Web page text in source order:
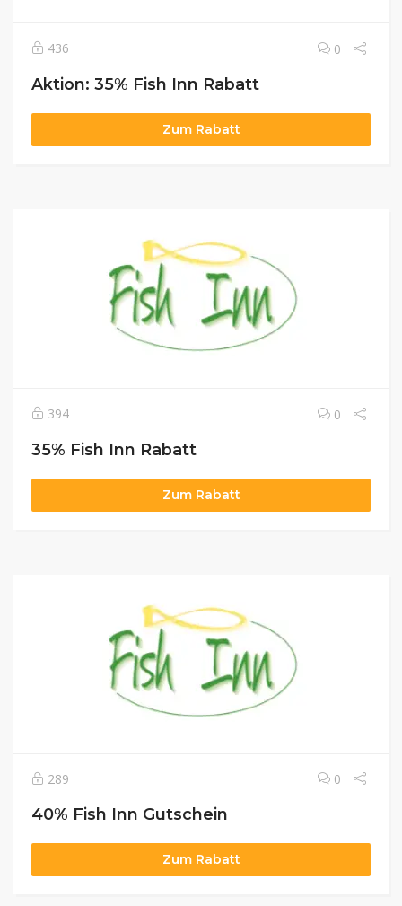
436 0
Aktion: 35% Fish Inn Rabatt
Zum Rabatt
394 0
35% Fish Inn Rabatt
Zum Rabatt
289 0
40% Fish Inn Gutschein
Zum Rabatt